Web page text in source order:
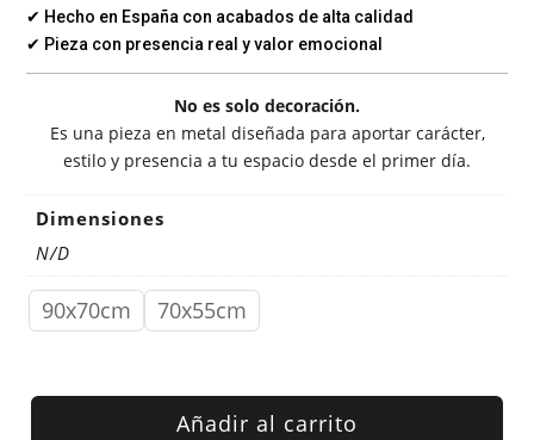
✔ Hecho en España con acabados de alta calidad
✔ Pieza con presencia real y valor emocional
No es solo decoración.
Es una pieza en metal diseñada para aportar carácter,
estilo y presencia a tu espacio desde el primer día.
Dimensiones
N/D
90x70cm 70x55cm
Añadir al carrito